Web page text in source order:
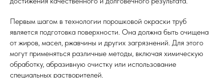
Первым шагом в технологии порошковой окраски труб
является подготовка поверхности. Она должна быть очищена
от жиров, масел, ржавчины и других загрязнений. Для этого
могут применяться различные методы, включая химическую
обработку, абразивную очистку или использование
специальных растворителей.